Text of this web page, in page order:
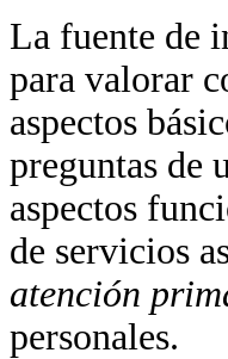
La fuente de
para valorar
aspectos
preguntas de
aspectos
de servicios
atención
personales.